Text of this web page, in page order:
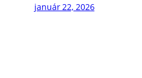
január 22, 2026